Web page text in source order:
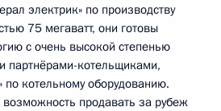
электрик» по производству
75 мегаватт, они готовы
с очень высокой степенью
партнёрами-котельщиками,
котельному оборудованию.
продавать за рубеж